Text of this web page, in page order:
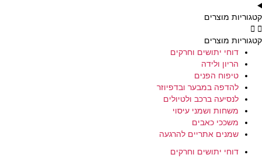
קטגוריות מוצרים
קטגוריות מוצרים
דוחי יתושים וחרקים
הריון ולידה
טיפוח הפנים
להדפה במבער ובדפיוזר
לנסיעה ברכב ולטיולים
משחות ושמני עיסוי
משככי כאבים
שמנים אתריים להרגעה
דוחי יתושים וחרקים